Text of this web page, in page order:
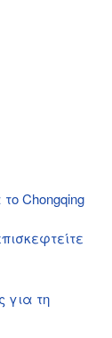
Chongqing
για τη